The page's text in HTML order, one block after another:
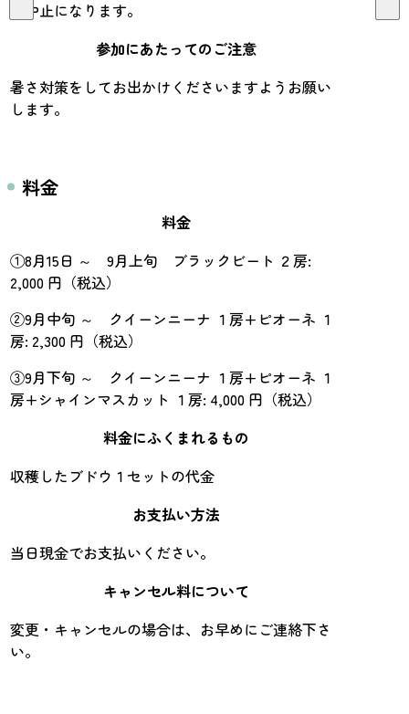
は中止になります。
参加にあたってのご注意
暑さ対策をしてお出かけくださいますようお願い
します。
料金
料金
①8月15日 ～ 9月上旬 ブラックビート ２房:
2,000 円（税込）
②9月中旬 ～ クイーンニーナ １房+ピオーネ １
房: 2,300 円（税込）
③9月下旬 ～ クイーンニーナ １房+ピオーネ １
房+シャインマスカット １房: 4,000 円（税込）
料金にふくまれるもの
収穫したブドウ１セットの代金
お支払い方法
当日現金でお支払いください。
キャンセル料について
変更・キャンセルの場合は、お早めにご連絡下さ
い。